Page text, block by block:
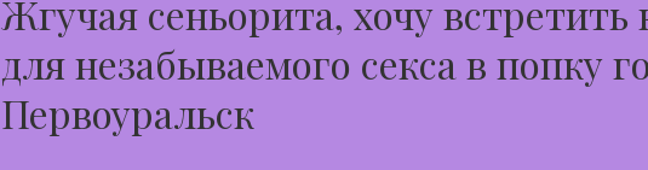
Жгучая сеньорита, хочу встретить
для незабываемого секса в попку
Первоуральск